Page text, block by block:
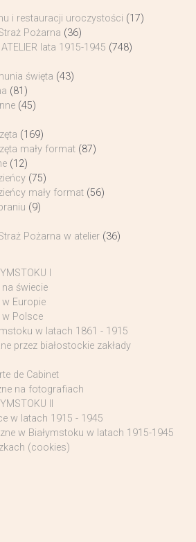
i restauracji uroczystości (17)
Pożarna (36)
lata 1915-1945 (748)
święta (43)
(81)
(45)
(169)
mały format (87)
(12)
(75)
mały format (56)
(9)
Pożarna w atelier (36)
I
świecie
Europie
Polsce
w latach 1861 - 1915
przez białostockie zakłady
de Cabinet
na fotografiach
II
w latach 1915 - 1945
w Białymstoku w latach 1915-1945
(cookies)